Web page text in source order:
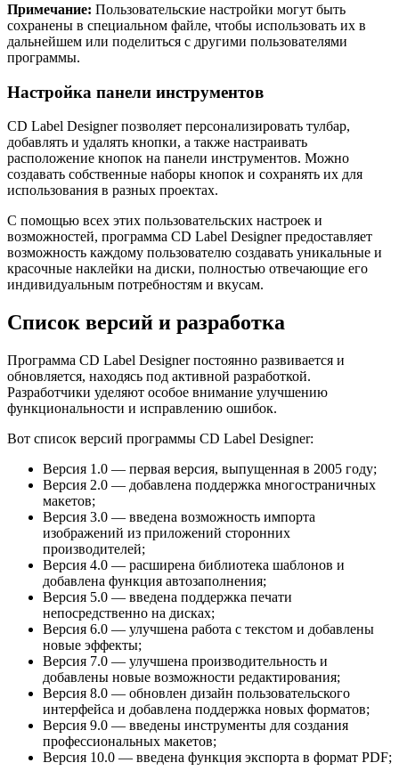
Примечание: Пользовательские настройки могут быть
сохранены в специальном файле, чтобы использовать их в
дальнейшем или поделиться с другими пользователями
программы.
Настройка панели инструментов
CD Label Designer позволяет персонализировать тулбар,
добавлять и удалять кнопки, а также настраивать
расположение кнопок на панели инструментов. Можно
создавать собственные наборы кнопок и сохранять их для
использования в разных проектах.
С помощью всех этих пользовательских настроек и
возможностей, программа CD Label Designer предоставляет
возможность каждому пользователю создавать уникальные и
красочные наклейки на диски, полностью отвечающие его
индивидуальным потребностям и вкусам.
Список версий и разработка
Программа CD Label Designer постоянно развивается и
обновляется, находясь под активной разработкой.
Разработчики уделяют особое внимание улучшению
функциональности и исправлению ошибок.
Вот список версий программы CD Label Designer:
Версия 1.0 — первая версия, выпущенная в 2005 году;
Версия 2.0 — добавлена поддержка многостраничных
макетов;
Версия 3.0 — введена возможность импорта
изображений из приложений сторонних
производителей;
Версия 4.0 — расширена библиотека шаблонов и
добавлена функция автозаполнения;
Версия 5.0 — введена поддержка печати
непосредственно на дисках;
Версия 6.0 — улучшена работа с текстом и добавлены
новые эффекты;
Версия 7.0 — улучшена производительность и
добавлены новые возможности редактирования;
Версия 8.0 — обновлен дизайн пользовательского
интерфейса и добавлена поддержка новых форматов;
Версия 9.0 — введены инструменты для создания
профессиональных макетов;
Версия 10.0 — введена функция экспорта в формат PDF;